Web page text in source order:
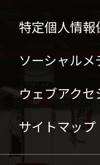
特定個人情
ソーシャル
ウェブアクセ
サイトマップ